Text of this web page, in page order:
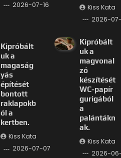
2026-07-16
Kiss Kata
2026-
Kipróbált
uk a
magaság
yás
építését
bontott
raklapokb
ól a
kertben.
Kiss Kata
2026-07-07
Kipróbált
uk a
magvonal
zó
készítését
WC-papír
gurigából
a
palántákn
ak.
Kiss Kata
2026-